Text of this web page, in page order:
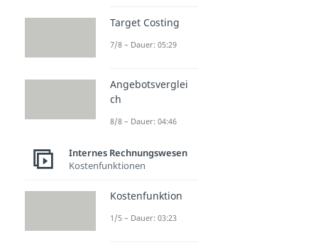
Target Costing
7/8 – Dauer: 05:29
Angebotsverglei
ch
8/8 – Dauer: 04:46
Internes Rechnungswesen
Kostenfunktionen
Kostenfunktion
1/5 – Dauer: 03:23